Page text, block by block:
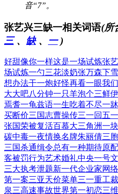
音“7”。
张艺兴三缺一相关词语(所
三、 缺、 一)
好甜像你一样这是一场试炼张
场试炼一勺三花淡奶张万森下
想办法干一炮好怪再看一眼我
大大吧八分钟一只羊泡个三鲜
焉耆一龟兹语一生吃着不尽一
买断价三国志曹操传三一回五
张国荣被复活百慕大三角洲一
碳中毒一夜情换名牌朱丽倩三
三国杀通缉令总有一种期待原
客被罚行为艺术婚礼中央一号
三大执考泄题新一代企业家网
第一案三亚天价菜单三一重工
泉三高速事故世界第一初恋三